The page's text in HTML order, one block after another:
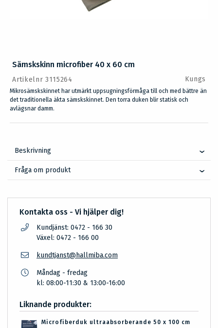
Sämskskinn microfiber 40 x 60 cm
Artikelnr 3115264 Kungs
Mikrosämskskinnet har utmärkt uppsugningsförmåga till och med bättre än
det traditionella äkta sämskskinnet. Den torra duken blir statisk och
avlägsnar damm.
Beskrivning
Fråga om produkt
Kontakta oss - Vi hjälper dig!
Kundjänst: 0472 - 166 30
Växel: 0472 - 166 00
kundtjanst@hallmiba.com
Måndag - fredag
kl: 08:00-11:30 & 13:00-16:00
Liknande produkter:
Microfiberduk ultraabsorberande 50 x 100 cm